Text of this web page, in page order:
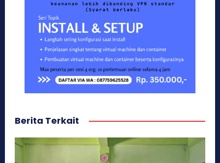
Berita Terkait